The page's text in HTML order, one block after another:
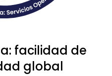
facilidad de
global